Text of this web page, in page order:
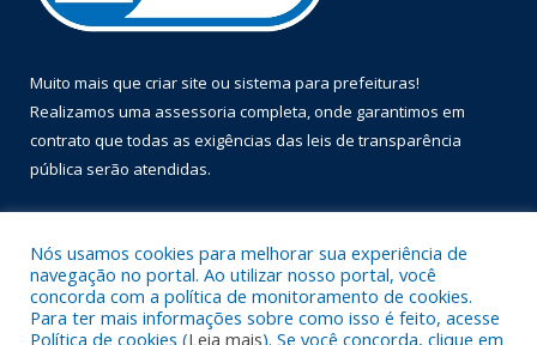
Muito mais que criar site ou sistema para prefeituras!
Realizamos uma assessoria completa, onde garantimos em
contrato que todas as exigências das leis de transparência
pública serão atendidas.
Nós usamos cookies para melhorar sua experiência de
navegação no portal. Ao utilizar nosso portal, você
concorda com a política de monitoramento de cookies.
Para ter mais informações sobre como isso é feito, acesse
Política de cookies (Leia mais). Se você concorda, clique em